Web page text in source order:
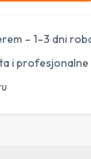
– 1–3 dni
i profesjonalne